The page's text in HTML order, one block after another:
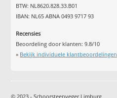
BTW: NL8620.828.33.B01
IBAN: NL65 ABNA 0493 9717 93
Recensies
Beoordeling door klanten:9.8/10
» Bekijk individuele klantbeoordelingen
© 2023 - Schoorsteenveger Limburg